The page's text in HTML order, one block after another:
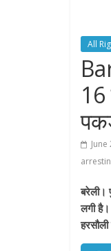
All
16
June
बरेली।
लगी